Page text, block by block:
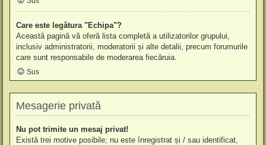
Care este legătura "Echipa"?
Această pagină vă oferă lista completă a utilizatorilor grupului,
inclusiv administratorii, moderatorii și alte detalii, precum forumurile
care sunt responsabile de moderarea fiecăruia.
Sus
Mesagerie privată
Nu pot trimite un mesaj privat!
Există trei motive posibile; nu este înregistrat și / sau identificat,